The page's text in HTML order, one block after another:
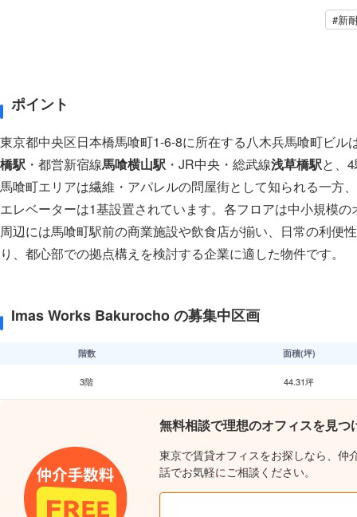
#新
ポイント
東京都中央区日本橋馬喰町1-6-8に所在する八木兵馬喰町ビ
橋駅 ・都営新宿線馬喰横山駅 ・JR中央・総武線浅草橋駅と、
馬喰町エリアは繊維・アパレルの問屋街として知られる一方
エレベーターは1基設置されています。各フロアは中小規模
周辺には馬喰町駅前の商業施設や飲食店が揃い、日常の利便
り、都心部での拠点構えを検討する企業に適した物件です。
Imas Works Bakurocho の募集中区画
階数 面積(坪)
3階 44.31坪
無料相談で理想のオフィスを見つ
東京で賃貸オフィスをお探しなら、仲
話でお気軽にご相談ください。